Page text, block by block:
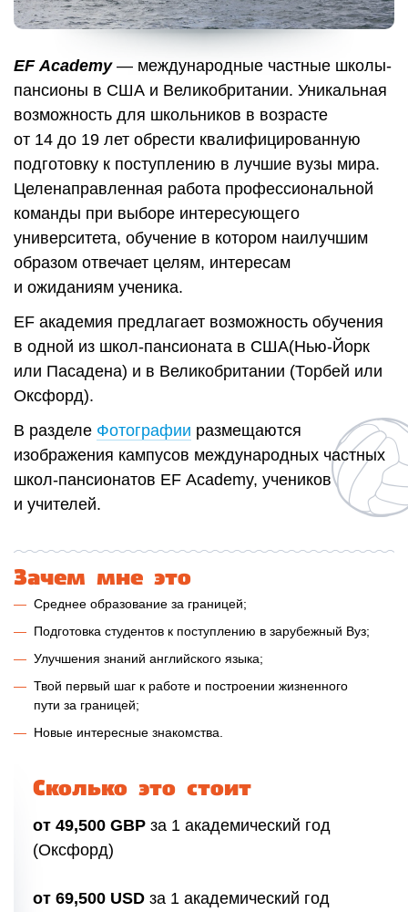
EFAcademy — международные частные школы-
пансионы в США и Великобритании. Уникальная
возможность для школьников в возрасте
от 14 до 19 лет обрести квалифицированную
подготовку к поступлению в лучшие вузы мира.
Целенаправленная работа профессиональной
команды при выборе интересующего
университета, обучение в котором наилучшим
образом отвечает целям, интересам
и ожиданиям ученика.
EF академия предлагает возможность обучения
в одной из школ-пансионата в США(Нью-Йорк
или Пасадена) и в Великобритании (Торбей или
Оксфорд).
В разделе Фотографии размещаются
изображения кампусов международных частных
школ-пансионатов EF Academy, учеников
и учителей.
Зачем мне это
Среднее образование за границей;
Подготовка студентов к поступлению в зарубежный Вуз;
Улучшения знаний английского языка;
Твой первый шаг к работе и построении жизненного
пути за границей;
Новые интересные знакомства.
Сколько это стоит
от 49,500 GBPза 1 академический год
(Оксфорд)
от 69,500 USDза 1 академический год